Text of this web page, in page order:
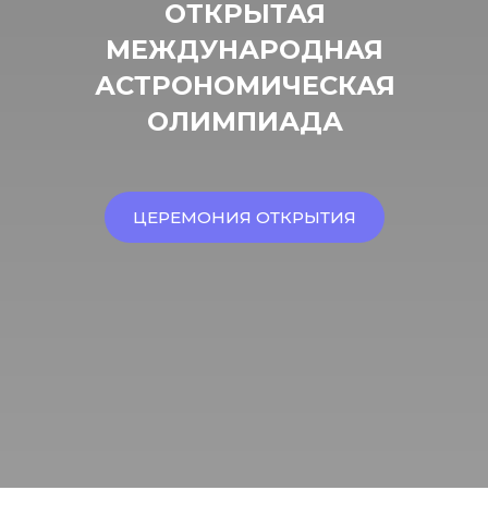
ОТКРЫТАЯ
МЕЖДУНАРОДНАЯ
АСТРОНОМИЧЕСКАЯ
ОЛИМПИАДА
ЦЕРЕМОНИЯ ОТКРЫТИЯ